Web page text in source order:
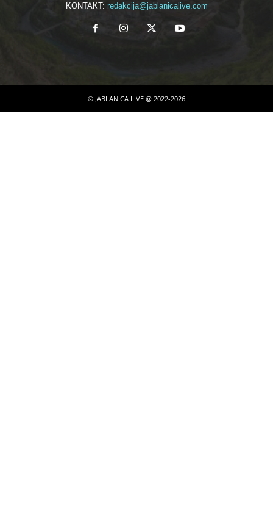
KONTAKT: redakcija@jablanicalive.com
© JABLANICA LIVE @ 2022-2026